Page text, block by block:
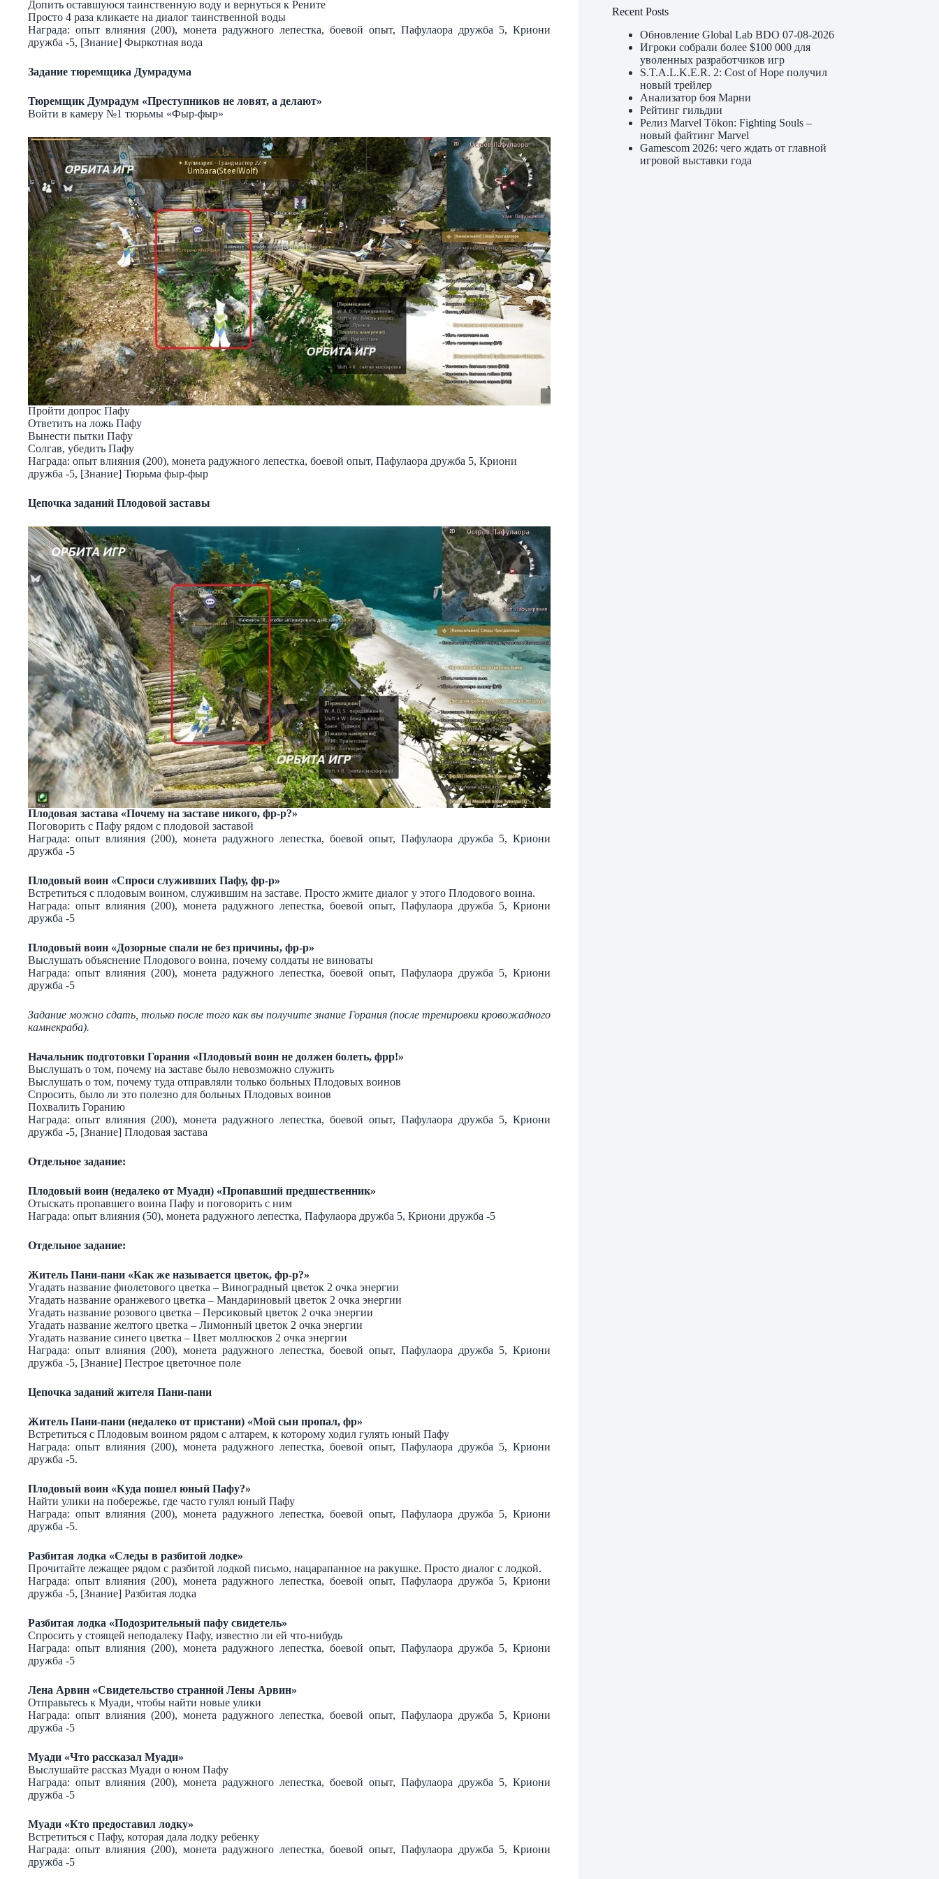
Допить оставшуюся таинственную воду и вернуться к Рените
Просто 4 раза кликаете на диалог таинственной воды
Награда: опыт влияния (200), монета радужного лепестка, боевой опыт, Пафулаора дружба 5, Криони
дружба -5, [Знание] Фыркотная вода
Задание тюремщика Думрадума
Тюремщик Думрадум «Преступников не ловят, а делают»
Войти в камеру №1 тюрьмы «Фыр-фыр»
Пройти допрос Пафу
Ответить на ложь Пафу
Вынести пытки Пафу
Солгав, убедить Пафу
Награда: опыт влияния (200), монета радужного лепестка, боевой опыт, Пафулаора дружба 5, Криони
дружба -5, [Знание] Тюрьма фыр-фыр
Цепочка заданий Плодовой заставы
Плодовая застава «Почему на заставе никого, фр-р?»
Поговорить с Пафу рядом с плодовой заставой
Награда: опыт влияния (200), монета радужного лепестка, боевой опыт, Пафулаора дружба 5, Криони
дружба -5
Плодовый воин «Спроси служивших Пафу, фр-р»
Встретиться с плодовым воином, служившим на заставе. Просто жмите диалог у этого Плодового воина.
Награда: опыт влияния (200), монета радужного лепестка, боевой опыт, Пафулаора дружба 5, Криони
дружба -5
Плодовый воин «Дозорные спали не без причины, фр-р»
Выслушать объяснение Плодового воина, почему солдаты не виноваты
Награда: опыт влияния (200), монета радужного лепестка, боевой опыт, Пафулаора дружба 5, Криони
дружба -5
Задание можно сдать, только после того как вы получите знание Горания (после тренировки кровожадного
камнекраба).
Начальник подготовки Горания «Плодовый воин не должен болеть, фрр!»
Выслушать о том, почему на заставе было невозможно служить
Выслушать о том, почему туда отправляли только больных Плодовых воинов
Спросить, было ли это полезно для больных Плодовых воинов
Похвалить Горанию
Награда: опыт влияния (200), монета радужного лепестка, боевой опыт, Пафулаора дружба 5, Криони
дружба -5, [Знание] Плодовая застава
Отдельное задание:
Плодовый воин (недалеко от Муади) «Пропавший предшественник»
Отыскать пропавшего воина Пафу и поговорить с ним
Награда: опыт влияния (50), монета радужного лепестка, Пафулаора дружба 5, Криони дружба -5
Отдельное задание:
Житель Пани-пани «Как же называется цветок, фр-р?»
Угадать название фиолетового цветка – Виноградный цветок 2 очка энергии
Угадать название оранжевого цветка – Мандариновый цветок 2 очка энергии
Угадать название розового цветка – Персиковый цветок 2 очка энергии
Угадать название желтого цветка – Лимонный цветок 2 очка энергии
Угадать название синего цветка – Цвет моллюсков 2 очка энергии
Награда: опыт влияния (200), монета радужного лепестка, боевой опыт, Пафулаора дружба 5, Криони
дружба -5, [Знание] Пестрое цветочное поле
Цепочка заданий жителя Пани-пани
Житель Пани-пани (недалеко от пристани) «Мой сын пропал, фр»
Встретиться с Плодовым воином рядом с алтарем, к которому ходил гулять юный Пафу
Награда: опыт влияния (200), монета радужного лепестка, боевой опыт, Пафулаора дружба 5, Криони
дружба -5.
Плодовый воин «Куда пошел юный Пафу?»
Найти улики на побережье, где часто гулял юный Пафу
Награда: опыт влияния (200), монета радужного лепестка, боевой опыт, Пафулаора дружба 5, Криони
дружба -5.
Разбитая лодка «Следы в разбитой лодке»
Прочитайте лежащее рядом с разбитой лодкой письмо, нацарапанное на ракушке. Просто диалог с лодкой.
Награда: опыт влияния (200), монета радужного лепестка, боевой опыт, Пафулаора дружба 5, Криони
дружба -5, [Знание] Разбитая лодка
Разбитая лодка «Подозрительный пафу свидетель»
Спросить у стоящей неподалеку Пафу, известно ли ей что-нибудь
Награда: опыт влияния (200), монета радужного лепестка, боевой опыт, Пафулаора дружба 5, Криони
дружба -5
Лена Арвин «Свидетельство странной Лены Арвин»
Отправьтесь к Муади, чтобы найти новые улики
Награда: опыт влияния (200), монета радужного лепестка, боевой опыт, Пафулаора дружба 5, Криони
дружба -5
Муади «Что рассказал Муади»
Выслушайте рассказ Муади о юном Пафу
Награда: опыт влияния (200), монета радужного лепестка, боевой опыт, Пафулаора дружба 5, Криони
дружба -5
Муади «Кто предоставил лодку»
Встретиться с Пафу, которая дала лодку ребенку
Награда: опыт влияния (200), монета радужного лепестка, боевой опыт, Пафулаора дружба 5, Криони
дружба -5
Recent Posts
Обновление Global Lab BDO 07-08-2026
Игроки собрали более $100 000 для
уволенных разработчиков игр
S.T.A.L.K.E.R. 2: Cost of Hope получил
новый трейлер
Анализатор боя Марни
Рейтинг гильдии
Релиз Marvel Tōkon: Fighting Souls –
новый файтинг Marvel
Gamescom 2026: чего ждать от главной
игровой выставки года